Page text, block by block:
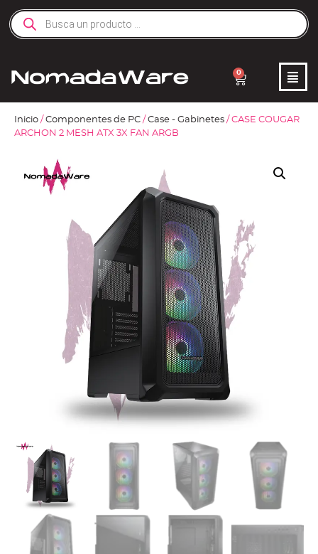
0
Inicio / Componentes de PC / Case - Gabinetes / CASE COUGAR
ARCHON 2 MESH ATX 3X FAN ARGB